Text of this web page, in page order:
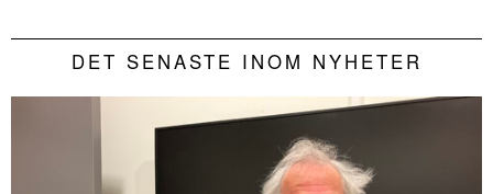
DET SENASTE INOM NYHETER